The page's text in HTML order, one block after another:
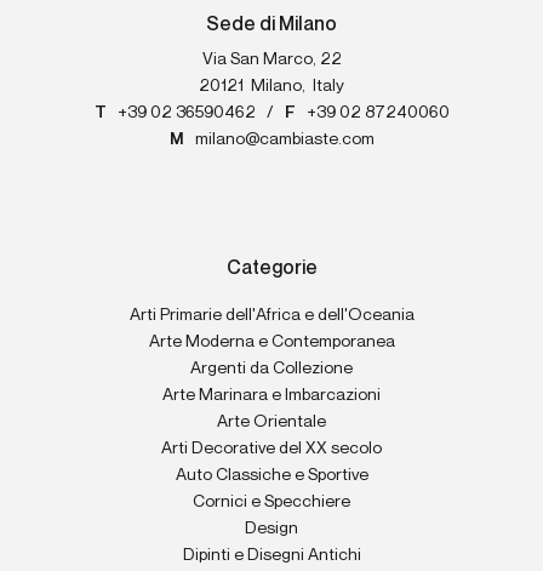
Sede di Milano
Via San Marco, 22
20121
Milano
Italy
T
+39 02 36590462 / F
+39 02 87240060
M
milano@cambiaste.com
Categorie
Arti Primarie dell'Africa e dell'Oceania
Arte Moderna e Contemporanea
Argenti da Collezione
Arte Marinara e Imbarcazioni
Arte Orientale
Arti Decorative del XX secolo
Auto Classiche e Sportive
Cornici e Specchiere
Design
Dipinti e Disegni Antichi